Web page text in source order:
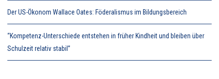
Der US-Ökonom Wallace Oates: Föderalismus im Bildungsbereich
“Kompetenz-Unterschiede entstehen in früher Kindheit und bleiben über
Schulzeit relativ stabil”